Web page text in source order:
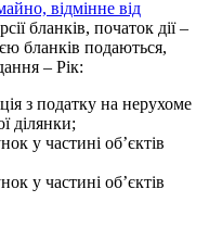
відмінне від
бланків, початок дії –
бланків подаються,
– Рік:
з податку на нерухоме
ділянки;
у частині об’єктів
у частині об’єктів